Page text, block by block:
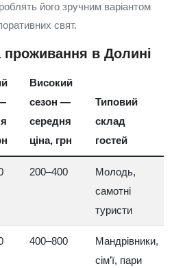
його зручним варіантом
свят.
проживання в Долині
Високий
сезон —
середня
ціна, грн
Типовий
склад
гостей
200–400
Молодь,
самотні
туристи
400–800
Мандрівники,
сім’ї, пари